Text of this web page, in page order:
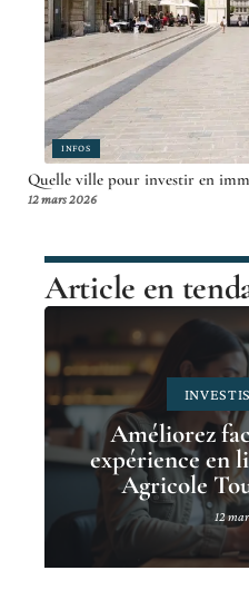
INFOS
Quelle ville pour investir en
12 mars 2026
Article en
Améliorez
expérience en
Agricole
12